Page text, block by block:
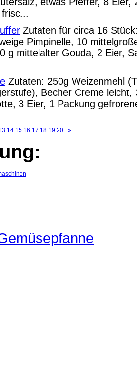
Zutaten für circa 16
Pimpinelle, 10
g mittelalter Gouda, 2 Eier,
Zutaten: 250g Weizenmehl
Becher Creme leicht,
3 Eier, 1 Packung
14 15 16 17 18 19 20 »